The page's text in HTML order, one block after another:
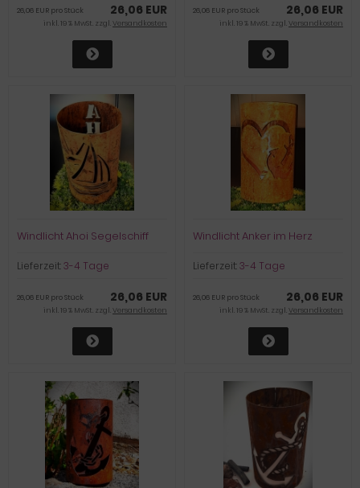
26,06 EUR
26,06 EUR pro Stück
inkl. 19 % MwSt. zzgl.Versandkosten
26,06 EUR
26,06 EUR pro Stück
inkl. 19 % MwSt. zzgl.Versandkosten
Windlicht Ahoi Segelschiff
Lieferzeit:3-4 Tage
26,06 EUR
26,06 EUR pro Stück
inkl. 19 % MwSt. zzgl.Versandkosten
Windlicht Anker im Herz
Lieferzeit:3-4 Tage
26,06 EUR
26,06 EUR pro Stück
inkl. 19 % MwSt. zzgl.Versandkosten